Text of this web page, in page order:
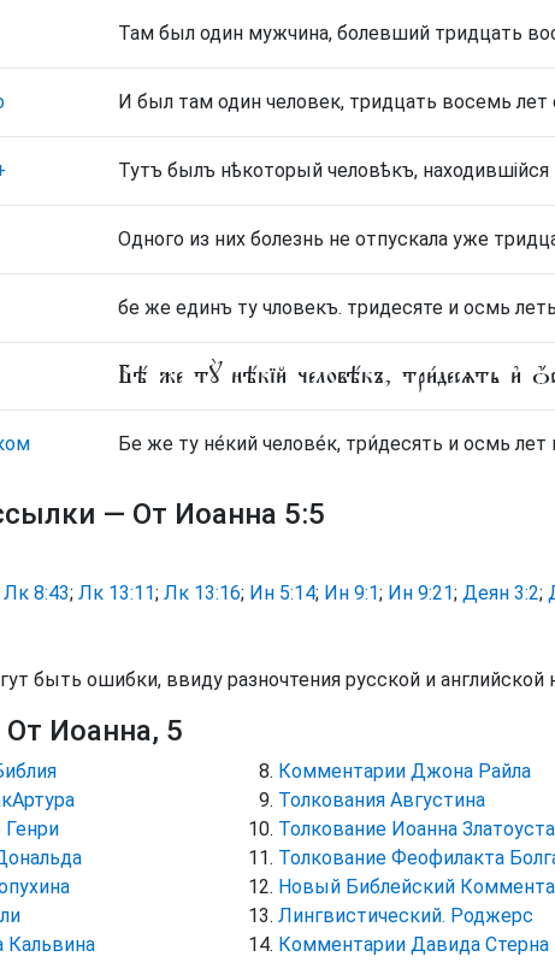
Там был один мужчина, болевший тридцать
И был там один человек, тридцать восемь
Тутъ былъ нѣкоторый человѣкъ,
Одного из них болезнь не отпускала уже
бе же единъ ту чловекъ. тридесяте и осмь
Бѣ́ же тꙋ̀ нѣ́кїй человѣ́къ, три́десѧть и҆
Бе же ту не́кий челове́к, три́десять и осмь
— От Иоанна 5:5
Лк 8:43; Лк 13:11; Лк 13:16; Ин 5:14; Ин 9:1; Ин 9:21; Деян 3:2;
быть ошибки, ввиду разночтения русской и
Иоанна, 5
Комментарии Джона Райла
Толкования Августина
Толкование Иоанна Златоуста
Толкование Феофилакта
Новый Библейский
Лингвистический. Роджерс
Комментарии Давида Стерна